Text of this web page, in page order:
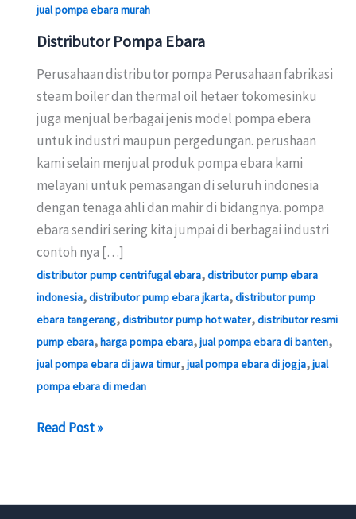
jual pompa ebara murah
Distributor Pompa Ebara
Perusahaan distributor pompa Perusahaan fabrikasi
steam boiler dan thermal oil hetaer tokomesinku
juga menjual berbagai jenis model pompa ebera
untuk industri maupun pergedungan. perushaan
kami selain menjual produk pompa ebara kami
melayani untuk pemasangan di seluruh indonesia
dengan tenaga ahli dan mahir di bidangnya. pompa
ebara sendiri sering kita jumpai di berbagai industri
contoh nya […]
distributor pump centrifugal ebara,distributor pump ebara
indonesia,distributor pump ebara jkarta,distributor pump
ebara tangerang,distributor pump hot water,distributor resmi
pump ebara,harga pompa ebara,jual pompa ebara di banten,
jual pompa ebara di jawa timur,jual pompa ebara di jogja,jual
pompa ebara di medan
Distributor
Read Post »